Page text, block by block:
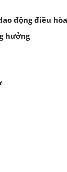
động điều hòa
hưởng